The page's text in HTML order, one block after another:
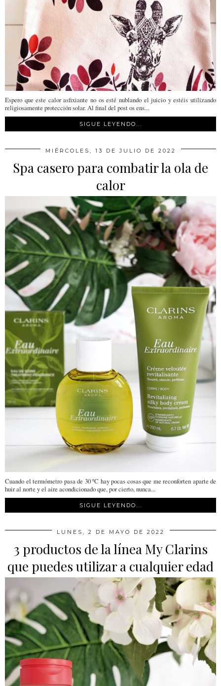
Espero que este calor asfixiante no os esté nublando el juicio y estéis utilizando
religiosamente protección solar. Al final del post os ens...
SIGUE LEYENDO...
MIÉRCOLES, 13 DE JULIO DE 2022
Spa casero para combatir la ola de
calor
Cuando el termómetro pasa de 30 ºC hay pocas cosas que me reconforten aparte de
huir al norte y el aire acondicionado que, por cierto, nunca...
SIGUE LEYENDO...
LUNES, 2 DE MAYO DE 2022
3 productos de la línea My Clarins
que puedes utilizar a cualquier edad